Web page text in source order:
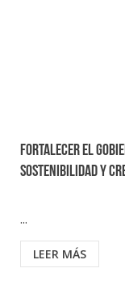
Fortalecer el
sostenibilidad y
...
LEER MÁS